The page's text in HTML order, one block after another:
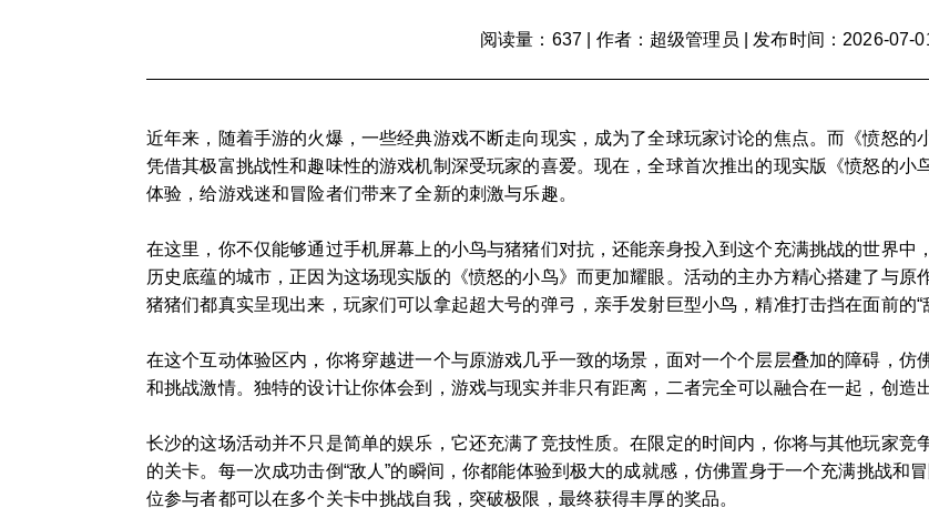
阅读量：637 作者：超级管理员 发布时间：2026-07-
近年来，随着手游的火爆，一些经典游戏不断走向现实，成为了全球玩家讨论的焦点。而《愤怒
凭借其极富挑战性和趣味性的游戏机制深受玩家的喜爱。现在，全球首次推出的现实版《愤怒的小
体验，给游戏迷和冒险者们带来了全新的刺激与乐趣。
在这里，你不仅能够通过手机屏幕上的小鸟与猪猪们对抗，还能亲身投入到这个充满挑战的世界
历史底蕴的城市，正因为这场现实版的《愤怒的小鸟》而更加耀眼。活动的主办方精心搭建了与
猪猪们都真实呈现出来，玩家们可以拿起超大号的弹弓，亲手发射巨型小鸟，精准打击挡在面前的“
在这个互动体验区内，你将穿越进一个与原游戏几乎一致的场景，面对一个个层层叠加的障碍，仿
和挑战激情。独特的设计让你体会到，游戏与现实并非只有距离，二者完全可以融合在一起，创造
长沙的这场活动并不只是简单的娱乐，它还充满了竞技性质。在限定的时间内，你将与其他玩家竞
的关卡。每一次成功击倒“敌人”的瞬间，你都能体验到极大的成就感，仿佛置身于一个充满挑战和
位参与者都可以在多个关卡中挑战自我，突破极限，最终获得丰厚的奖品。